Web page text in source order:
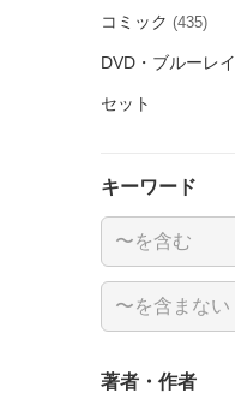
コミック (435)
DVD・ブルーレイ
セット
キーワード
著者・作者